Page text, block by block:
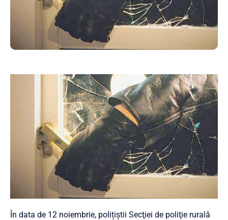
În data de 12 noiembrie, polițiștii Secţiei de poliţie rurală